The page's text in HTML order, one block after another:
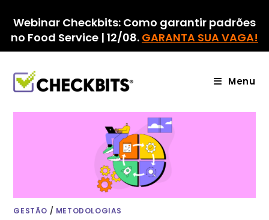
para
conteúdo
Webinar Checkbits: Como garantir padrões
no Food Service | 12/08. GARANTA SUA VAGA!
Menu
GESTÃO / METODOLOGIAS